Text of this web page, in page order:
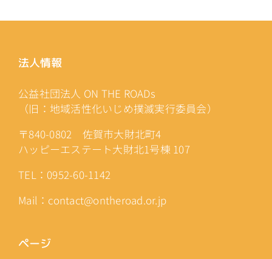
法人情報
公益社団法人 ON THE ROADs
（旧：地域活性化いじめ撲滅実行委員会）
〒840-0802 佐賀市大財北町4
ハッピーエステート大財北1号棟 107
TEL：0952-60-1142
Mail：contact@ontheroad.or.jp
ページ